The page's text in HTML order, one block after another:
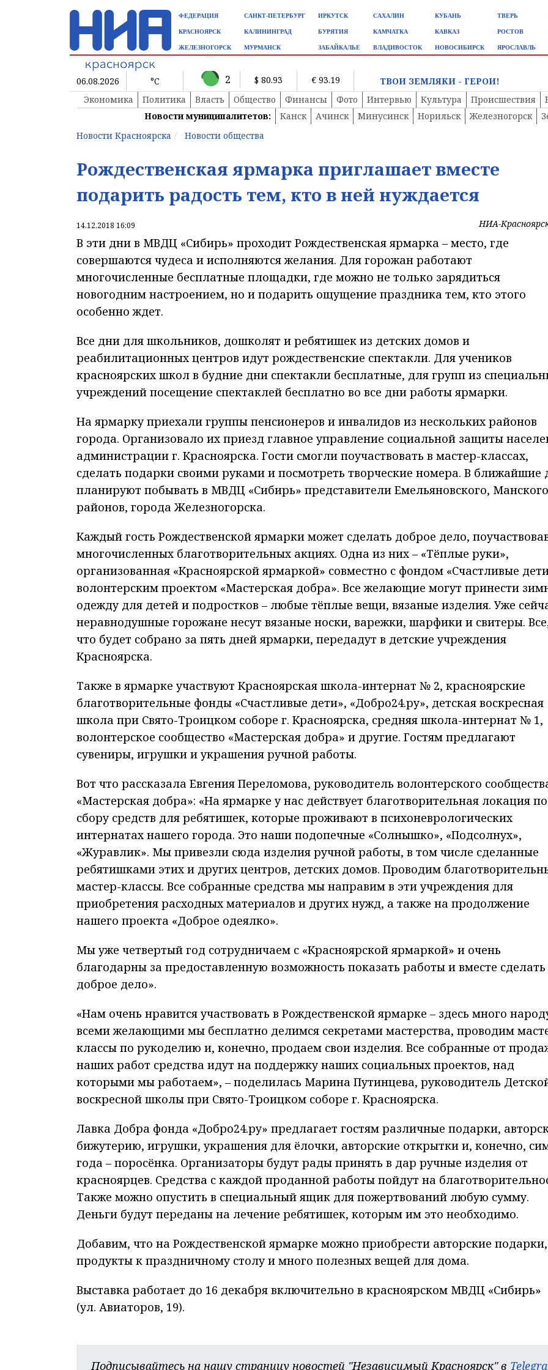
ФЕДЕРАЦИЯ
КРАСНОЯРСК
ЖЕЛЕЗНОГОРСК
САНКТ-ПЕТЕРБУРГ
КАЛИНИНГРАД
МУРМАНСК
ИРКУТСК
БУРЯТИЯ
ЗАБАЙКАЛЬЕ
САХАЛИН
КАМЧАТКА
ВЛАДИВОСТОК
КУБАНЬ
КАВКАЗ
НОВОСИБИРСК
ТВЕРЬ
РОСТОВ
ЯРОСЛАВЛЬ
06.08.2026 °C 2 $ 80.93 € 93.19
ТВОИ ЗЕМЛЯКИ - ГЕРОИ!
Экономика
Политика Власть Общество Финансы Фото Интервью Культура Происшествия
Новости муниципалитетов:
Канск Ачинск Минусинск Норильск Железногорск
Новости Красноярска
Новости общества
Рождественская ярмарка приглашает вместе
подарить радость тем, кто в ней нуждается
14.12.2018 16:09 НИА-
В эти дни в МВДЦ «Сибирь» проходит Рождественская ярмарка – место, где
совершаются чудеса и исполняются желания. Для горожан работают
многочисленные бесплатные площадки, где можно не только зарядиться
новогодним настроением, но и подарить ощущение праздника тем, кто этого
особенно ждет.
Все дни для школьников, дошколят и ребятишек из детских домов и
реабилитационных центров идут рождественские спектакли. Для учеников
красноярских школ в будние дни спектакли бесплатные, для групп из
учреждений посещение спектаклей бесплатно во все дни работы ярмарки.
На ярмарку приехали группы пенсионеров и инвалидов из нескольких районов
города. Организовало их приезд главное управление социальной защиты
администрации г. Красноярска. Гости смогли поучаствовать в мастер-классах,
сделать подарки своими руками и посмотреть творческие номера. В ближайшие
планируют побывать в МВДЦ «Сибирь» представители Емельяновского, Манского
районов, города Железногорска.
Каждый гость Рождественской ярмарки может сделать доброе дело,
многочисленных благотворительных акциях. Одна из них – «Тёплые руки»,
организованная «Красноярской ярмаркой» совместно с фондом «Счастливые
волонтерским проектом «Мастерская добра». Все желающие могут принести
одежду для детей и подростков – любые тёплые вещи, вязаные изделия. Уже
неравнодушные горожане несут вязаные носки, варежки, шарфики и свитеры.
что будет собрано за пять дней ярмарки, передадут в детские учреждения
Красноярска.
Также в ярмарке участвуют Красноярская школа-интернат № 2, красноярские
благотворительные фонды «Счастливые дети», «Добро24.ру», детская воскресная
школа при Свято-Троицком соборе г. Красноярска, средняя школа-интернат № 1,
волонтерское сообщество «Мастерская добра» и другие. Гостям предлагают
сувениры, игрушки и украшения ручной работы.
Вот что рассказала Евгения Переломова, руководитель волонтерского
«Мастерская добра»: «На ярмарке у нас действует благотворительная локация по
сбору средств для ребятишек, которые проживают в психоневрологических
интернатах нашего города. Это наши подопечные «Солнышко», «Подсолнух»,
«Журавлик». Мы привезли сюда изделия ручной работы, в том числе сделанные
ребятишками этих и других центров, детских домов. Проводим
мастер-классы. Все собранные средства мы направим в эти учреждения для
приобретения расходных материалов и других нужд, а также на продолжение
нашего проекта «Доброе одеялко».
Мы уже четвертый год сотрудничаем с «Красноярской ярмаркой» и очень
благодарны за предоставленную возможность показать работы и вместе сделать
доброе дело».
«Нам очень нравится участвовать в Рождественской ярмарке – здесь много
всеми желающими мы бесплатно делимся секретами мастерства, проводим
классы по рукоделию и, конечно, продаем свои изделия. Все собранные от
наших работ средства идут на поддержку наших социальных проектов, над
которыми мы работаем», – поделилась Марина Путинцева, руководитель
воскресной школы при Свято-Троицком соборе г. Красноярска.
Лавка Добра фонда «Добро24.ру» предлагает гостям различные подарки,
бижутерию, игрушки, украшения для ёлочки, авторские открытки и, конечно,
года – поросёнка. Организаторы будут рады принять в дар ручные изделия от
красноярцев. Средства с каждой проданной работы пойдут на
Также можно опустить в специальный ящик для пожертвований любую сумму.
Деньги будут переданы на лечение ребятишек, которым им это необходимо.
Добавим, что на Рождественской ярмарке можно приобрести авторские подарки,
продукты к праздничному столу и много полезных вещей для дома.
Выставка работает до 16 декабря включительно в красноярском МВДЦ «Сибирь»
(ул. Авиаторов, 19).
Подписывайтесь на нашу страницу новостей "Независимый Красноярск" в